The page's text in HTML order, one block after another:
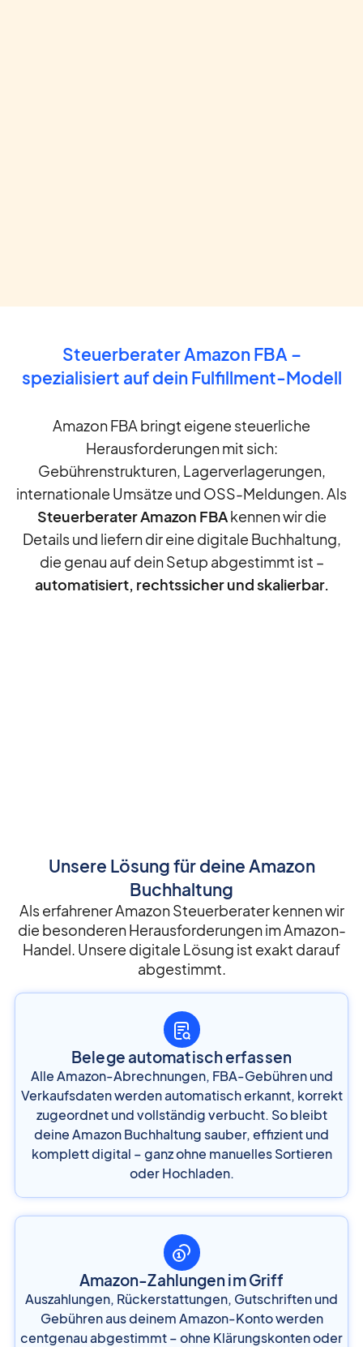
Steuerberater Amazon FBA –
spezialisiert auf dein Fulfillment-Modell
Amazon FBA bringt eigene steuerliche
Herausforderungen mit sich:
Gebührenstrukturen, Lagerverlagerungen,
internationale Umsätze und OSS-Meldungen. Als
Steuerberater Amazon FBAkennen wir die
Details und liefern dir eine digitale Buchhaltung,
die genau auf dein Setup abgestimmt ist –
automatisiert, rechtssicher und skalierbar.
Unsere Lösung für deine Amazon
Buchhaltung
Als erfahrener Amazon Steuerberater kennen wir
die besonderen Herausforderungen im Amazon-
Handel. Unsere digitale Lösung ist exakt darauf
abgestimmt.
Belege automatisch erfassen
Alle Amazon-Abrechnungen, FBA-Gebühren und
Verkaufsdaten werden automatisch erkannt, korrekt
zugeordnet und vollständig verbucht. So bleibt
deine Amazon Buchhaltung sauber, effizient und
komplett digital – ganz ohne manuelles Sortieren
oder Hochladen.
Amazon-Zahlungen im Griff
Auszahlungen, Rückerstattungen, Gutschriften und
Gebühren aus deinem Amazon-Konto werden
centgenau abgestimmt – ohne Klärungskonten oder